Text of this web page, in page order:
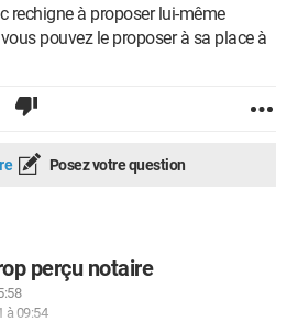
rechigne à proposer lui-même
pouvez le proposer à sa place à
Posez votre question
perçu notaire
à 09:54